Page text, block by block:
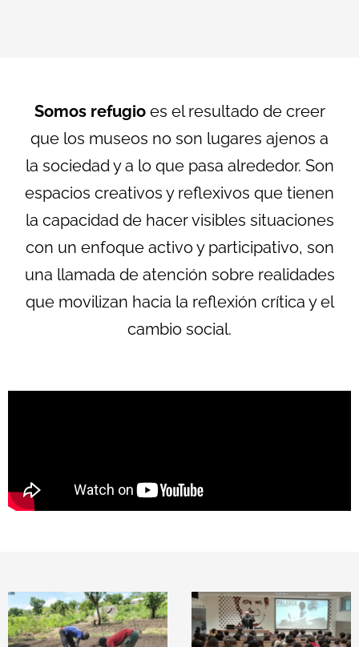
Somos refugioes el resultado de creer
que los museos no son lugares ajenos a
la sociedad y a lo que pasa alrededor. Son
espacios creativos y reflexivos que tienen
la capacidad de hacer visibles situaciones
con un enfoque activo y participativo, son
una llamada de atención sobre realidades
que movilizan hacia la reflexión crítica y el
cambio social.